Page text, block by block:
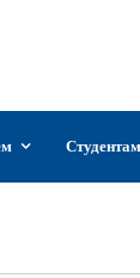
Студентам